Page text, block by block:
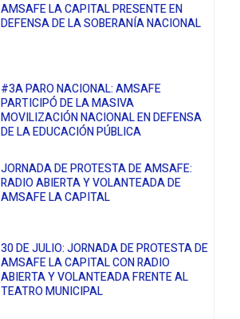
AMSAFE LA CAPITAL PRESENTE EN
DEFENSA DE LA SOBERANÍA NACIONAL
#3A PARO NACIONAL: AMSAFE
PARTICIPÓ DE LA MASIVA
MOVILIZACIÓN NACIONAL EN DEFENSA
DE LA EDUCACIÓN PÚBLICA
JORNADA DE PROTESTA DE AMSAFE:
RADIO ABIERTA Y VOLANTEADA DE
AMSAFE LA CAPITAL
30 DE JULIO: JORNADA DE PROTESTA DE
AMSAFE LA CAPITAL CON RADIO
ABIERTA Y VOLANTEADA FRENTE AL
TEATRO MUNICIPAL